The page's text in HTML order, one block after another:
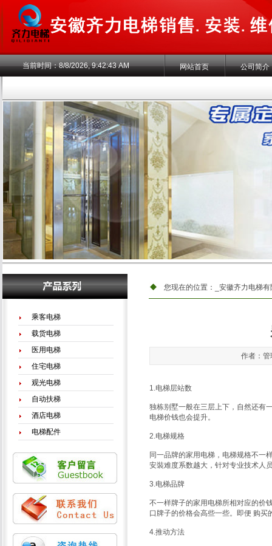
当前时间：8/8/2026, 9:42:43 AM 网站首页 公司简介
乘客电梯
载货电梯
医用电梯
住宅电梯
观光电梯
自动扶梯
酒店电梯
电梯配件
您现在的位置： _安徽齐力电梯
作者：
1.电梯层站数
独栋别墅一般在三层上下，自然还有
电梯价钱也会提升。
2.电梯规格
同一品牌的家用电梯，电梯规格不一
安裝难度系数越大，针对专业技术人
3.电梯品牌
不一样牌子的家用电梯所相对应的价
口牌子的价格会高些一些。即便 购
4.推动方法